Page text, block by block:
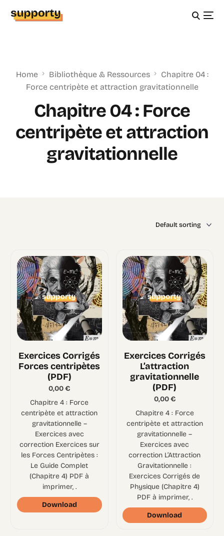
Home Bibliothèque & Ressources
Chapitre 04 :
Force centripète et attraction gravitationnelle
Chapitre 04 : Force
centripète et attraction
gravitationnelle
Exercices Corrigés
Forces centripètes
(PDF)
0,00€
Chapitre 4 : Force
centripète et attraction
gravitationnelle –
Exercices avec
correction Exercices sur
les Forces Centripètes :
Le Guide Complet
(Chapitre 4) PDF à
imprimer, .
Download
Exercices Corrigés
L’attraction
gravitationnelle
(PDF)
0,00€
Chapitre 4 : Force
centripète et attraction
gravitationnelle –
Exercices avec
correction L’Attraction
Gravitationnelle :
Exercices Corrigés de
Physique (Chapitre 4)
PDF à imprimer, .
Download